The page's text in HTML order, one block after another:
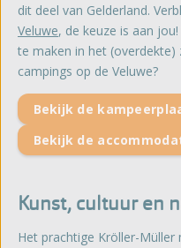
dit deel van Gelderland.
Veluwe, de keuze is aan
te maken in het
campings op de Veluwe?
Bekijk de
Bekijk de
Kunst, cultuur en
Het prachtige Kröller-